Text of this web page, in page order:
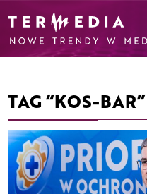
TAG “KOS-BAR”